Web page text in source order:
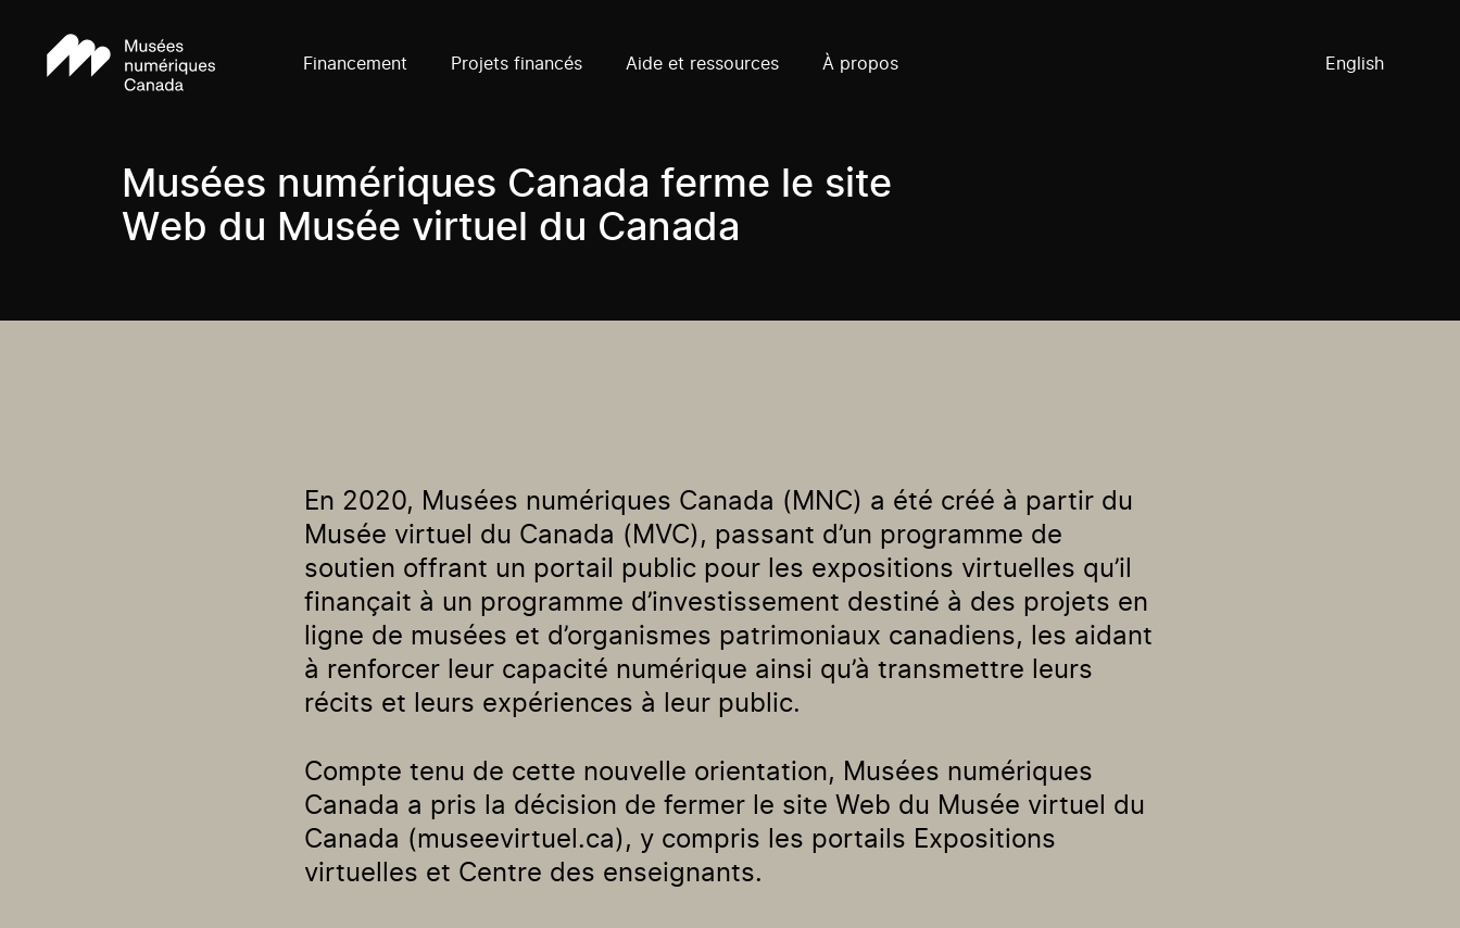
Financement Projets financés Aide et ressources À propos English
Musées numériques Canada ferme le site
Web du Musée virtuel du Canada
En 2020, Musées numériques Canada (MNC) a été créé à partir du
Musée virtuel du Canada (MVC), passant d’un programme de
soutien offrant un portail public pour les expositions virtuelles qu’il
finançait à un programme d’investissement destiné à des projets en
ligne de musées et d’organismes patrimoniaux canadiens, les aidant
à renforcer leur capacité numérique ainsi qu’à transmettre leurs
récits et leurs expériences à leur public.
Compte tenu de cette nouvelle orientation, Musées numériques
Canada a pris la décision de fermer le site Web du Musée virtuel du
Canada (museevirtuel.ca), y compris les portails Expositions
virtuelles et Centre des enseignants.